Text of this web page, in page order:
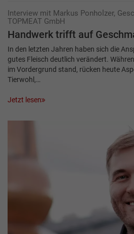
Interview mit Markus Ponholzer,
TOPMEAT GmbH
Handwerk trifft auf
In den letzten Jahren haben sich die
gutes Fleisch deutlich verändert.
im Vordergrund stand, rücken heute
Tierwohl,…
Jetzt lesen